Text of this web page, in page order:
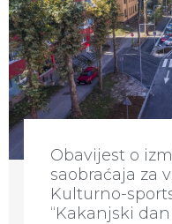
Obavijest o
saobraćaja za
Kulturno-
“Kakanjski